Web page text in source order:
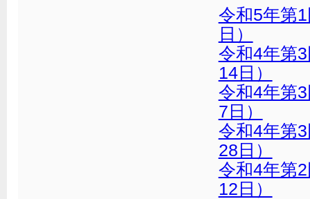
令和5年第
日）
令和4年第
14日）
令和4年第
7日）
令和4年第
28日）
令和4年第
12日）